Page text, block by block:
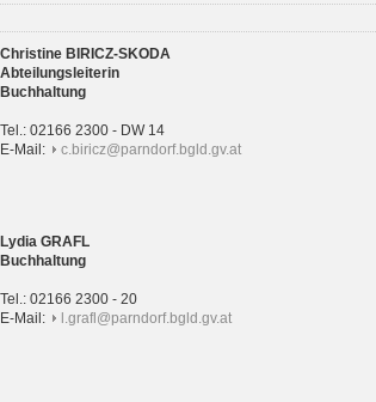
Christine BIRICZ-SKODA
Abteilungsleiterin
Buchhaltung
Tel.: 02166 2300 - DW 14
E-Mail:
c.biricz@parndorf.bgld.gv.at
Lydia GRAFL
Buchhaltung
Tel.: 02166 2300 - 20
E-Mail:
l.grafl@parndorf.bgld.gv.at